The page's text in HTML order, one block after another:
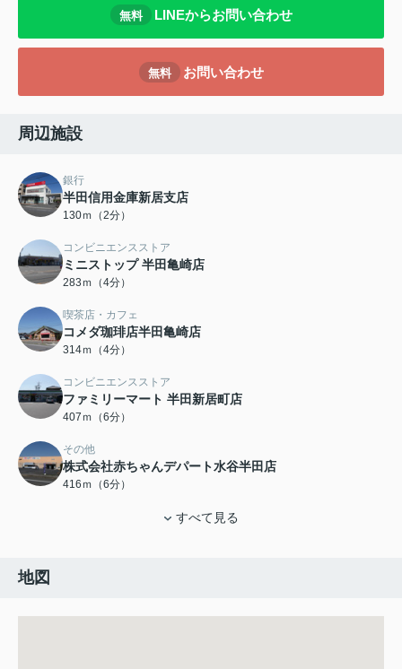
無料 LINEからお問い合わせ
無料 お問い合わせ
周辺施設
銀行
半田信用金庫新居支店
130ｍ（2分）
コンビニエンスストア
ミニストップ 半田亀崎店
283ｍ（4分）
喫茶店・カフェ
コメダ珈琲店半田亀崎店
314ｍ（4分）
コンビニエンスストア
ファミリーマート 半田新居町店
407ｍ（6分）
その他
株式会社赤ちゃんデパート水谷半田店
416ｍ（6分）
すべて見る
地図